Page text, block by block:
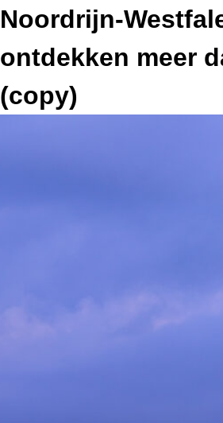
Noordrijn-
ontdekken meer
(copy)